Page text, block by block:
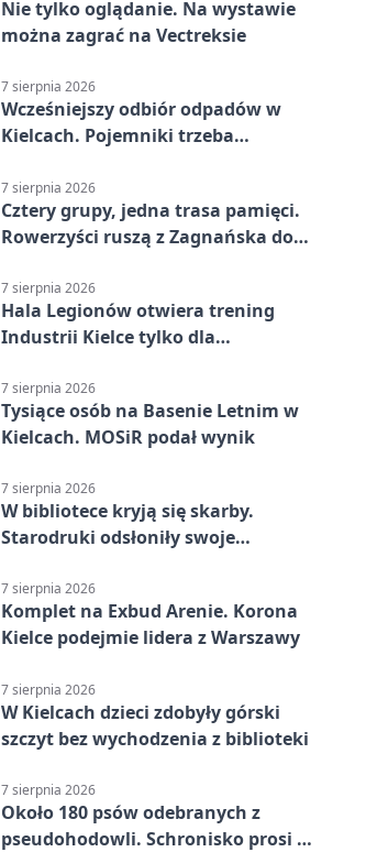
Nie tylko oglądanie. Na wystawie
można zagrać na Vectreksie
7 sierpnia 2026
Wcześniejszy odbiór odpadów w
Kielcach. Pojemniki trzeba
7 sierpnia 2026
Cztery grupy, jedna trasa pamięci.
Rowerzyści ruszą z Zagnańska do
7 sierpnia 2026
Hala Legionów otwiera trening
Industrii Kielce tylko dla
7 sierpnia 2026
Tysiące osób na Basenie Letnim w
Kielcach. MOSiR podał wynik
7 sierpnia 2026
W bibliotece kryją się skarby.
Starodruki odsłoniły swoje
7 sierpnia 2026
Komplet na Exbud Arenie. Korona
Kielce podejmie lidera z Warszawy
7 sierpnia 2026
W Kielcach dzieci zdobyły górski
szczyt bez wychodzenia z biblioteki
7 sierpnia 2026
Około 180 psów odebranych z
pseudohodowli. Schronisko prosi o